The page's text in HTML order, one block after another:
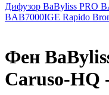
Дифузор BaByliss PRO
BAB7000IGE Rapido
Фен
Caruso-HQ